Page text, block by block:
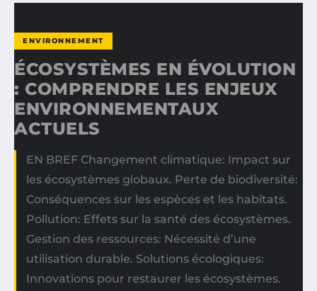
ENVIRONNEMENT
ÉCOSYSTÈMES EN ÉVOLUTION
: COMPRENDRE LES ENJEUX
ENVIRONNEMENTAUX
ACTUELS
EN BREF Changement climatique: Impact sur
les écosystèmes globaux. Perte de biodiversité:
Conséquences sur les espèces et les habitats.
Pollution: Effets sur la santé des écosystèmes.
Gestion des ressources: Nécessité d’une
utilisation durable. Solutions écologiques:
Innovations pour restaurer les écosystèmes.